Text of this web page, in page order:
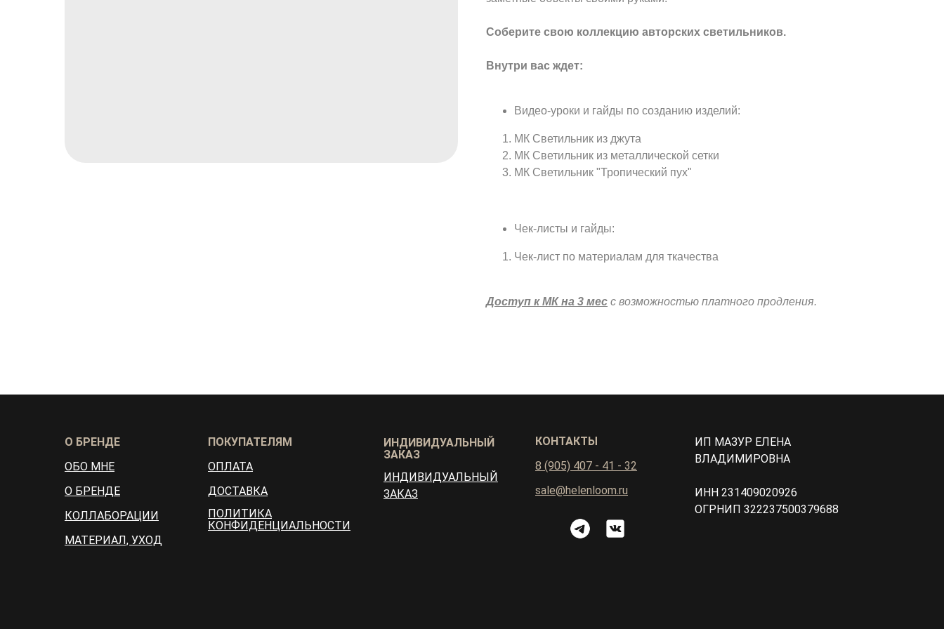
Соберите свою коллекцию авторских светильников.
Внутри вас ждет:
Видео-уроки и гайды по созданию изделий:
МК Светильник из джута
МК Светильник из металлической сетки
МК Светильник "Тропический пух"
Чек-листы и гайды:
Чек-лист по материалам для ткачества
Доступ к МК на 3 мес с возможностью платного продления.
ПОКУПАТЕЛЯМ
ОПЛАТА
ДОСТАВКА
ПОЛИТИКА
КОНФИДЕНЦИАЛЬНОСТИ
КОНТАКТЫ
8 (905) 407 - 41 - 32
sale@helenloom.ru
ИНДИВИДУАЛЬНЫЙ
ЗАКАЗ
ИНДИВИДУАЛЬНЫЙ
ЗАКАЗ
О БРЕНДЕ
ОБО МНЕ
О БРЕНДЕ
КОЛЛАБОРАЦИИ
МАТЕРИАЛ, УХОД
ИП МАЗУР ЕЛЕНА
ВЛАДИМИРОВНА
ИНН 231409020926
ОГРНИП 322237500379688